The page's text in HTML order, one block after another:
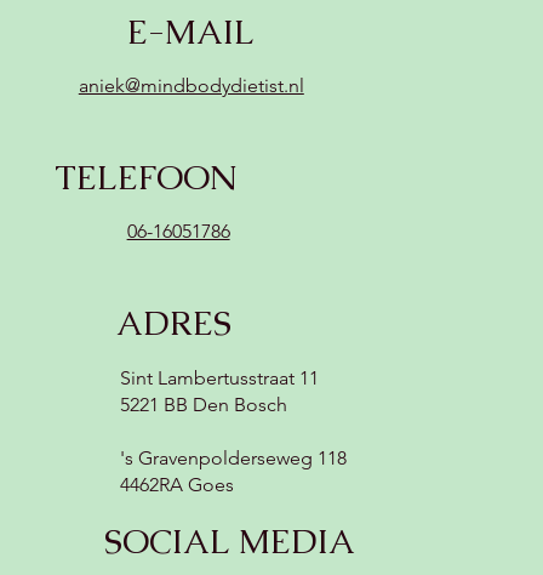
Romige champignonsoep met kokos
(zonder zuivel, vegan) 😍
TELEFOON
06-16051786
E-MAIL
aniek@mindbodydietist.nl
SOCIAL MEDIA
ADRES
Sint Lambertusstraat 11
5221 BB Den Bosch
's Gravenpolderseweg 118
4462RA Goes